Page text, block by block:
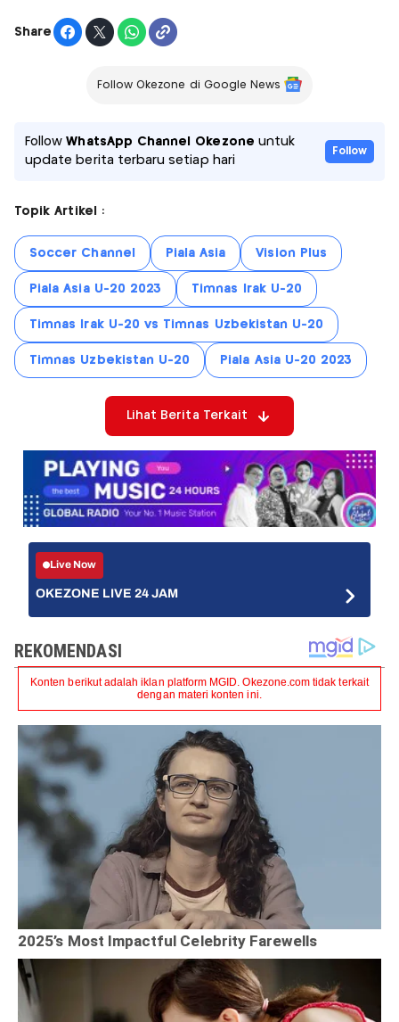
Share
Follow Okezone di Google News
FollowWhatsApp Channel Okezone untuk
update berita terbaru setiap hari
Follow
Topik Artikel :
Soccer Channel Piala Asia Vision Plus
Piala Asia U-20 2023 Timnas Irak U-20
Timnas Irak U-20 vs Timnas Uzbekistan U-20
Timnas Uzbekistan U-20 Piala Asia U-20 2023
Lihat Berita Terkait
Live Now
OKEZONE LIVE 24 JAM